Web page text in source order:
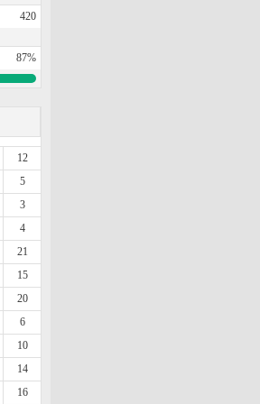
420
87%
12
5
3
4
21
15
20
6
10
14
16